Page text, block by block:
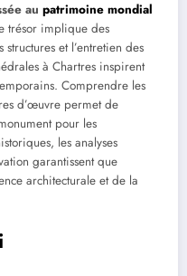
au patrimoine mondial
trésor implique des
et l’entretien des
à Chartres inspirent
Comprendre les
d’œuvre permet de
pour les
les analyses
garantissent que
architecturale et de la